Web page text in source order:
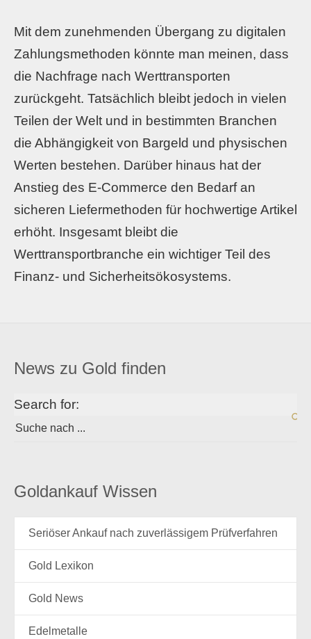
Mit dem zunehmenden Übergang zu digitalen
Zahlungsmethoden könnte man meinen, dass
die Nachfrage nach Werttransporten
zurückgeht. Tatsächlich bleibt jedoch in vielen
Teilen der Welt und in bestimmten Branchen
die Abhängigkeit von Bargeld und physischen
Werten bestehen. Darüber hinaus hat der
Anstieg des E-Commerce den Bedarf an
sicheren Liefermethoden für hochwertige Artikel
erhöht. Insgesamt bleibt die
Werttransportbranche ein wichtiger Teil des
Finanz- und Sicherheitsökosystems.
News zu Gold finden
Search for:
Goldankauf Wissen
Seriöser Ankauf nach zuverlässigem Prüfverfahren
Gold Lexikon
Gold News
Edelmetalle